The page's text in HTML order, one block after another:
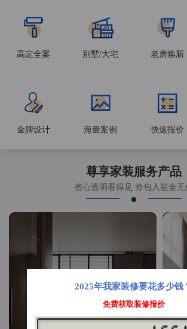
高定全案 别墅/大宅 老房焕新
金牌设计 海量案例 快速报价
尊享家装服务产品
省心透明看得见 拎包入驻全